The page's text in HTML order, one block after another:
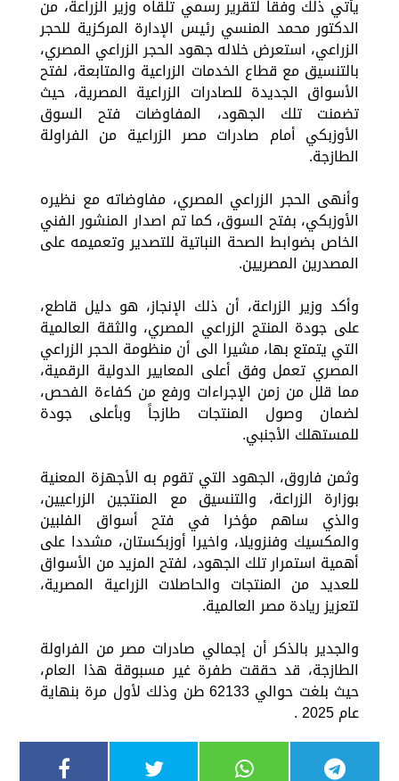
يأتي ذلك وفقا لتقرير رسمي تلقاه وزير الزراعة، من
الدكتور محمد المنسي رئيس الإدارة المركزية للحجر
الزراعي، استعرض خلاله جهود الحجر الزراعي المصري،
بالتنسيق مع قطاع الخدمات الزراعية والمتابعة، لفتح
الأسواق الجديدة للصادرات الزراعية المصرية، حيث
تضمنت تلك الجهود، المفاوضات فتح السوق
الأوزبكي أمام صادرات مصر الزراعية من الفراولة
الطازجة.
وأنهى الحجر الزراعي المصري، مفاوضاته مع نظيره
الأوزبكي، بفتح السوق، كما تم اصدار المنشور الفني
الخاص بضوابط الصحة النباتية للتصدير وتعميمه على
المصدرين المصريين.
وأكد وزير الزراعة، أن ذلك الإنجاز، هو دليل قاطع،
على جودة المنتج الزراعي المصري، والثقة العالمية
التي يتمتع بها، مشيرا الى أن منظومة الحجر الزراعي
المصري تعمل وفق أعلى المعايير الدولية الرقمية،
مما قلل من زمن الإجراءات ورفع من كفاءة الفحص،
لضمان وصول المنتجات طازجاً وبأعلى جودة
للمستهلك الأجنبي.
وثمن فاروق، الجهود التي تقوم به الأجهزة المعنية
بوزارة الزراعة، والتنسيق مع المنتجين الزراعيين،
والذي ساهم مؤخرا في فتح أسواق الفلبين
والمكسيك وفنزويلا، واخيرا أوزبكستان، مشددا على
أهمية استمرار تلك الجهود، لفتح المزيد من الأسواق
للعديد من المنتجات والحاصلات الزراعية المصرية،
لتعزيز ريادة مصر العالمية.
والجدير بالذكر أن إجمالي صادرات مصر من الفراولة
الطازجة، قد حققت طفرة غير مسبوقة هذا العام،
حيث بلغت حوالي 62133 طن وذلك لأول مرة بنهاية
عام 2025 .